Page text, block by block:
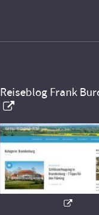
Reiseblog Frank